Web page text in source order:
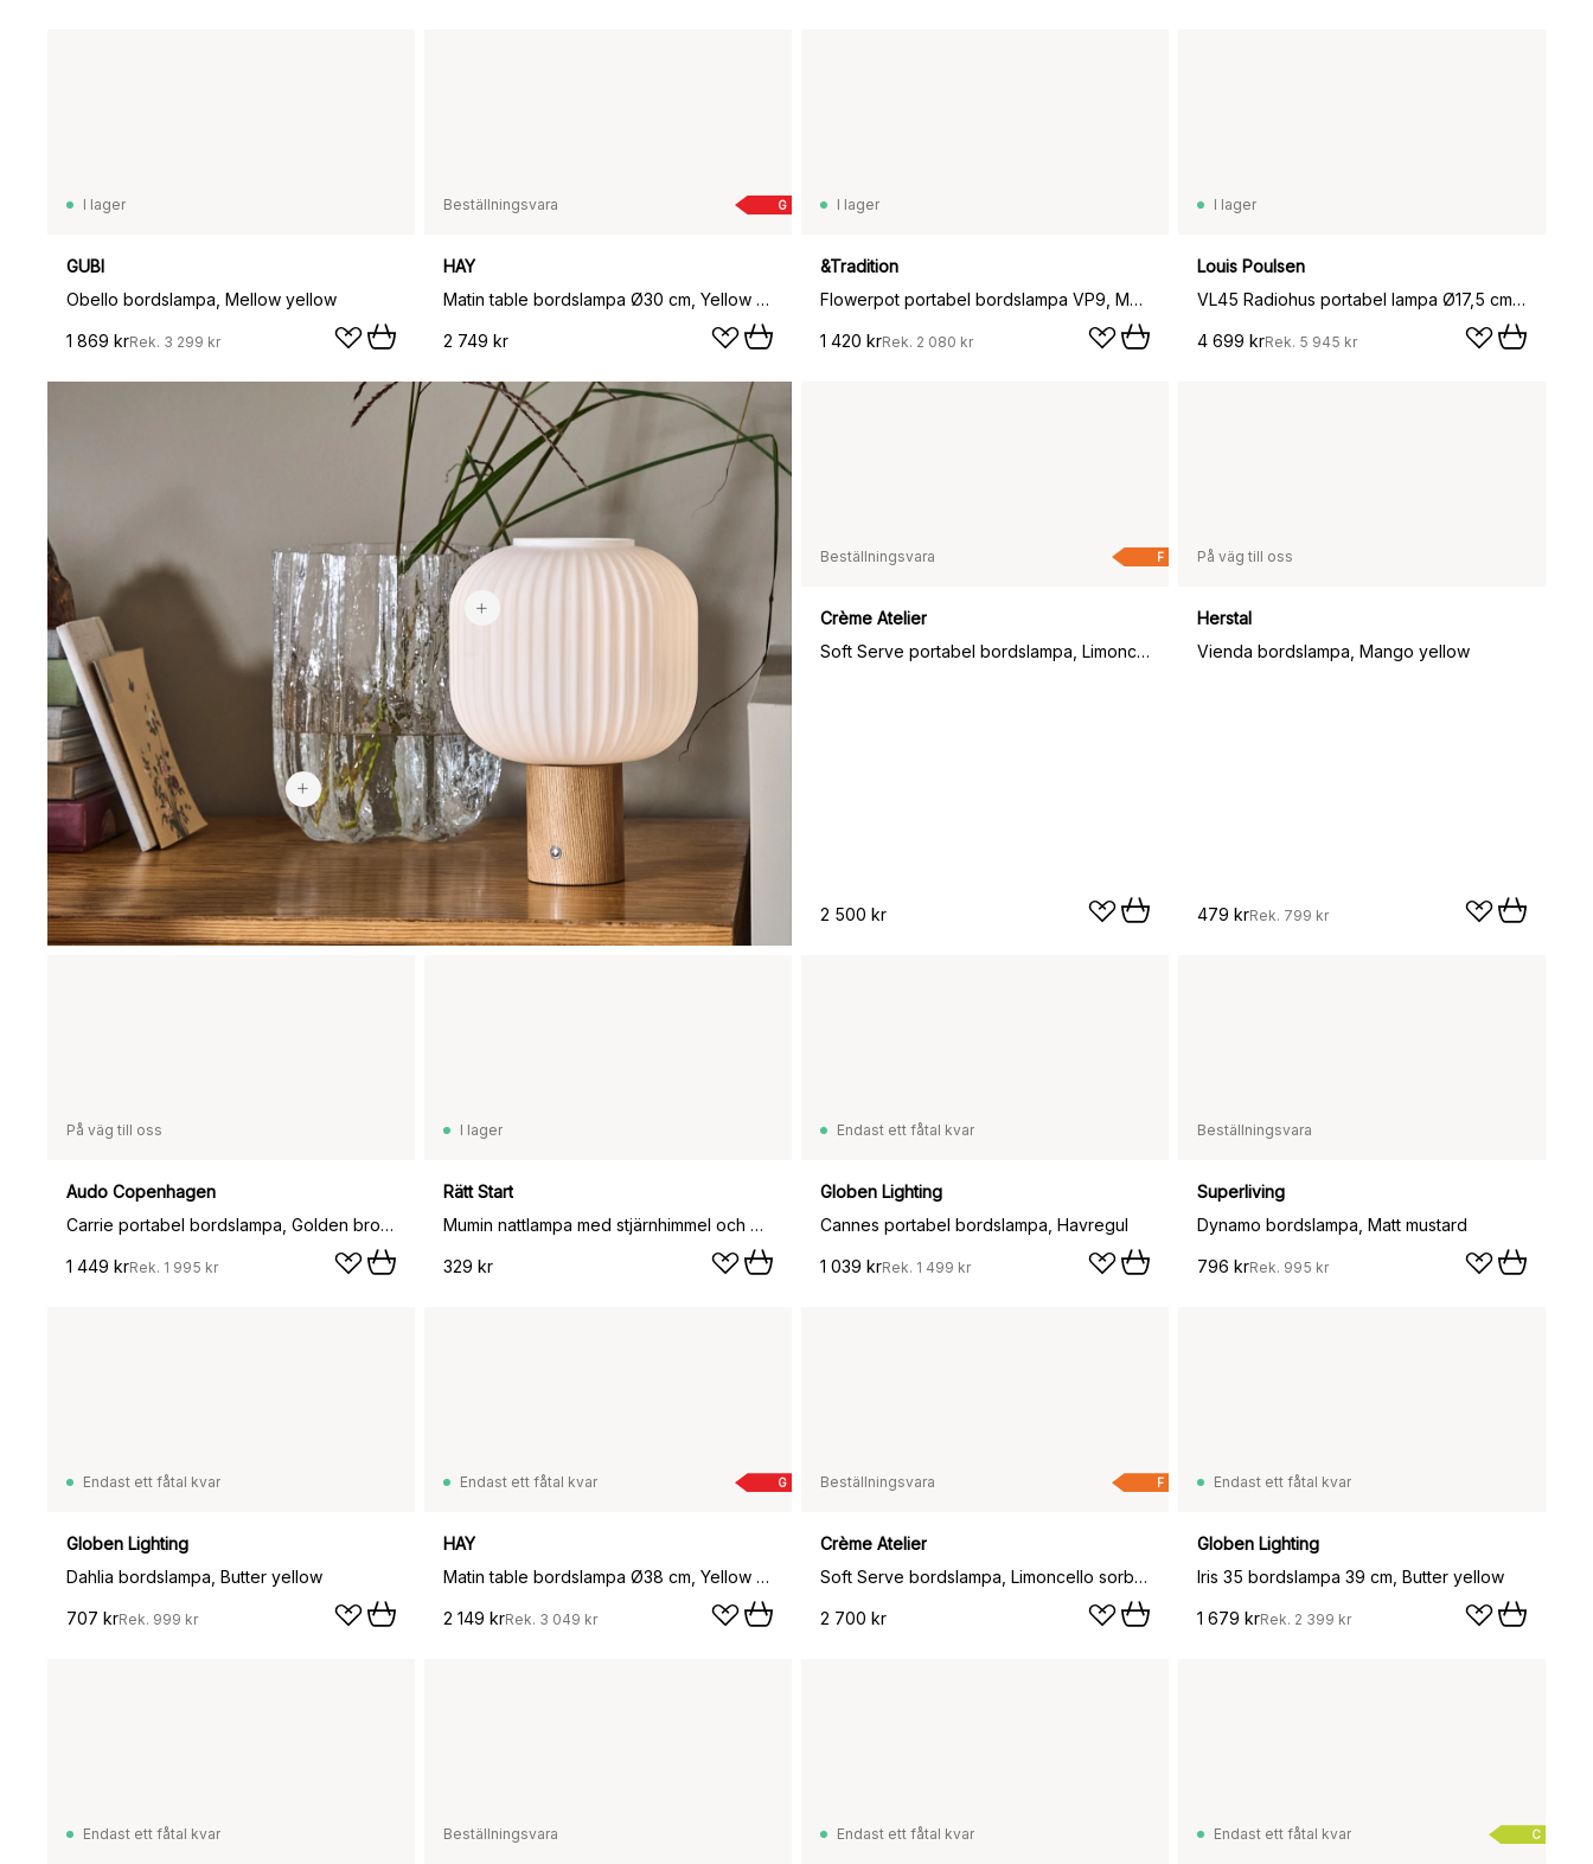
I lager
GUBI
Obello bordslampa, Mellow yellow
1 869 krRek. 3 299 kr
G
Beställningsvara
HAY
Matin table bordslampa Ø30 cm, Yellow shade
2 749 kr
I lager
&Tradition
Flowerpot portabel bordslampa VP9, Mustard
1 420 krRek. 2 080 kr
I lager
Louis Poulsen
VL45 Radiohus portabel lampa Ø17,5 cm, Brass-pale yellow glass
4 699 krRek. 5 945 kr
2 969 kr
F
Beställningsvara
Crème Atelier
Soft Serve portabel bordslampa, Limoncello sorbet, 23 cm
2 500 kr
På väg till oss
Herstal
Vienda bordslampa, Mango yellow
479 krRek. 799 kr
På väg till oss
Audo Copenhagen
Carrie portabel bordslampa, Golden brown
1 449 krRek. 1 995 kr
I lager
Rätt Start
Mumin nattlampa med stjärnhimmel och musik, Gul
329 kr
Endast ett fåtal kvar
Globen Lighting
Cannes portabel bordslampa, Havregul
1 039 krRek. 1 499 kr
Beställningsvara
Superliving
Dynamo bordslampa, Matt mustard
796 krRek. 995 kr
Endast ett fåtal kvar
Globen Lighting
Dahlia bordslampa, Butter yellow
707 krRek. 999 kr
G
Endast ett fåtal kvar
HAY
Matin table bordslampa Ø38 cm, Yellow shade
2 149 krRek. 3 049 kr
F
Beställningsvara
Crème Atelier
Soft Serve bordslampa, Limoncello sorbet, Regular, 26 cm
2 700 kr
Endast ett fåtal kvar
Globen Lighting
Iris 35 bordslampa 39 cm, Butter yellow
1 679 krRek. 2 399 kr
Endast ett fåtal kvar Beställningsvara Endast ett fåtal kvar C
Endast ett fåtal kvar